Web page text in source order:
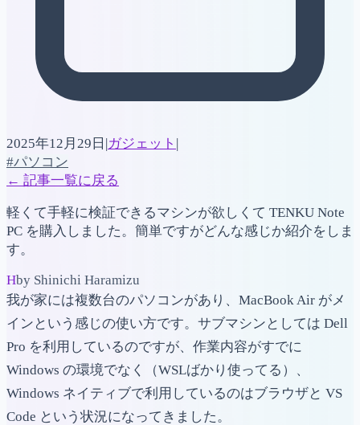
2025年12月29日 |ガジェット |
#パソコン
← 記事一覧に戻る
軽くて手軽に検証できるマシンが欲しくて TENKU Note
PC を購入しました。簡単ですがどんな感じか紹介をしま
す。
Hby Shinichi Haramizu
我が家には複数台のパソコンがあり、MacBook Air がメ
インという感じの使い方です。サブマシンとしては Dell
Pro を利用しているのですが、作業内容がすでに
Windows の環境でなく（WSLばかり使ってる）、
Windows ネイティブで利用しているのはブラウザと VS
Code という状況になってきました。